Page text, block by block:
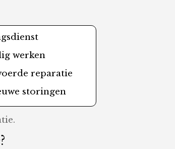
werken
reparatie
storingen